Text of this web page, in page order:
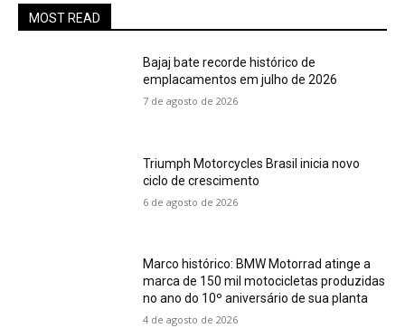
MOST READ
Bajaj bate recorde histórico de
emplacamentos em julho de 2026
7 de agosto de 2026
Triumph Motorcycles Brasil inicia novo
ciclo de crescimento
6 de agosto de 2026
Marco histórico: BMW Motorrad atinge a
marca de 150 mil motocicletas produzidas
no ano do 10º aniversário de sua planta
4 de agosto de 2026